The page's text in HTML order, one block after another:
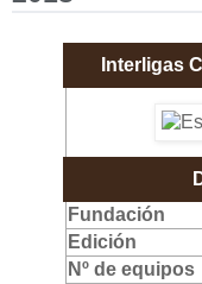
Interligas
Fundación
Edición
Nº de equipos